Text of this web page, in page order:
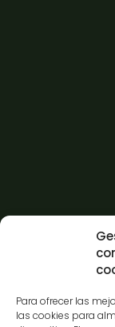
Para ofrecer las
las cookies para